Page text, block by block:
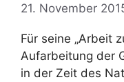
21. November
Für seine „Arbeit
Aufarbeitung der
in der Zeit des